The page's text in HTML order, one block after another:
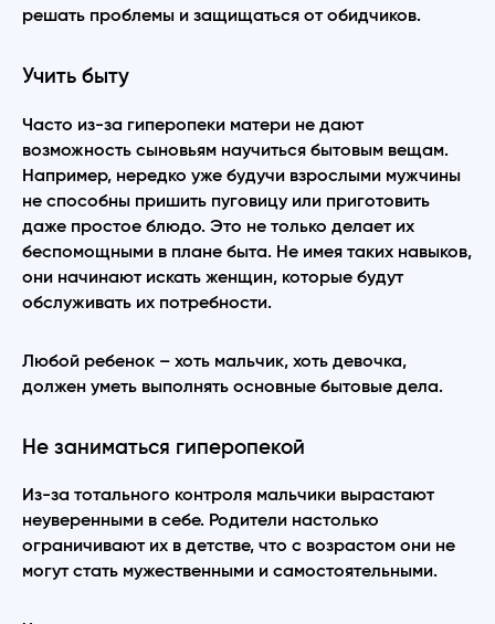
решать проблемы и защищаться от обидчиков.
Учить быту
Часто из-за гиперопеки матери не дают
возможность сыновьям научиться бытовым вещам.
Например, нередко уже будучи взрослыми мужчины
не способны пришить пуговицу или приготовить
даже простое блюдо. Это не только делает их
беспомощными в плане быта. Не имея таких навыков,
они начинают искать женщин, которые будут
обслуживать их потребности.
Любой ребенок – хоть мальчик, хоть девочка,
должен уметь выполнять основные бытовые дела.
Не заниматься гиперопекой
Из-за тотального контроля мальчики вырастают
неуверенными в себе. Родители настолько
ограничивают их в детстве, что с возрастом они не
могут стать мужественными и самостоятельными.